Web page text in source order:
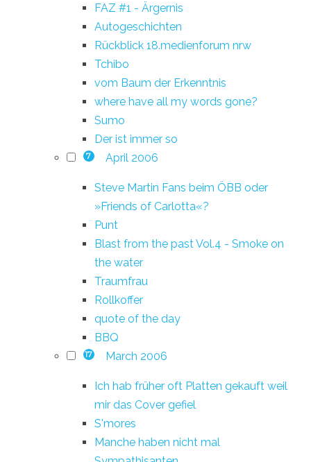
FAZ #1 - Ärgernis
Autogeschichten
Rückblick 18.medienforum nrw
Tchibo
vom Baum der Erkenntnis
where have all my words gone?
Sumo
Der ist immer so
7 April 2006
Steve Martin Fans beim ÖBB oder
»Friends of Carlotta«?
Punt
Blast from the past Vol.4 - Smoke on
the water
Traumfrau
Rollkoffer
quote of the day
BBQ
17 March 2006
Ich hab früher oft Platten gekauft weil
mir das Cover gefiel
S'mores
Manche haben nicht mal